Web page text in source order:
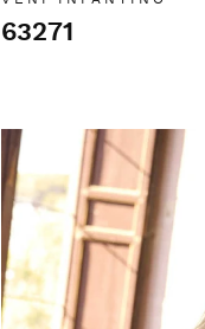
63271